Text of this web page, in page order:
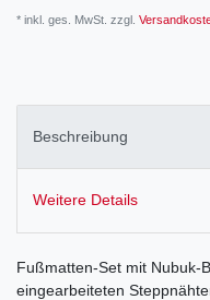
* inkl. ges. MwSt. zzgl.
Beschreibung
Weitere Details
Fußmatten-Set mit Nubuk-
eingearbeiteten